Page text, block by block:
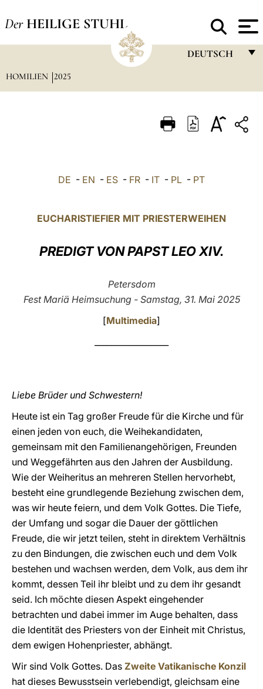
Der HEILIGE STUHL
DEUTSCH
ITALIANO
POLSKI
中文
HOMILIEN 2025
DE - EN - ES - FR - IT - PL - PT
EUCHARISTIEFIER MIT PRIESTERWEIHEN
PREDIGT VON PAPST LEO XIV.
Petersdom
Fest Mariä Heimsuchung - Samstag, 31. Mai 2025
[Multimedia]
Liebe Brüder und Schwestern!
Heute ist ein Tag großer Freude für die Kirche und für
einen jeden von euch, die Weihekandidaten,
gemeinsam mit den Familienangehörigen, Freunden
und Weggefährten aus den Jahren der Ausbildung.
Wie der Weiheritus an mehreren Stellen hervorhebt,
besteht eine grundlegende Beziehung zwischen dem,
was wir heute feiern, und dem Volk Gottes. Die Tiefe,
der Umfang und sogar die Dauer der göttlichen
Freude, die wir jetzt teilen, steht in direktem Verhältnis
zu den Bindungen, die zwischen euch und dem Volk
bestehen und wachsen werden, dem Volk, aus dem ihr
kommt, dessen Teil ihr bleibt und zu dem ihr gesandt
seid. Ich möchte diesen Aspekt eingehender
betrachten und dabei immer im Auge behalten, dass
die Identität des Priesters von der Einheit mit Christus,
dem ewigen Hohenpriester, abhängt.
Wir sind Volk Gottes. Das Zweite Vatikanische Konzil
hat dieses Bewusstsein verlebendigt, gleichsam eine